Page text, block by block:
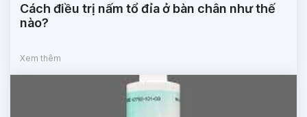
Cách điều trị nấm tổ đỉa ở bàn chân như thế
nào?
Xem thêm